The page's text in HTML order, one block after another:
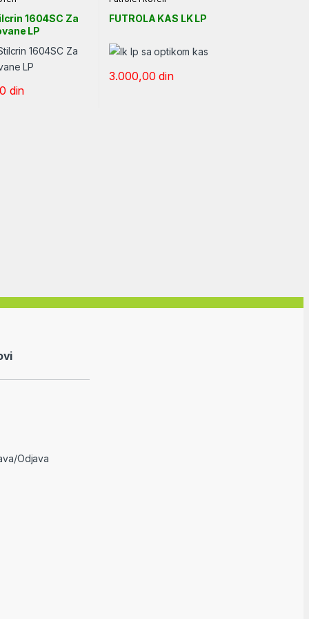
1604SC Za
LP
din
FUTROLA KAS LK LP
3.000,00din
Odjava